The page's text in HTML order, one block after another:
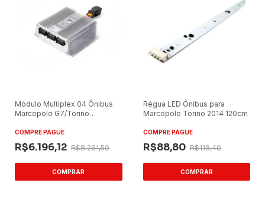
Módulo Multiplex 04 Ônibus
Marcopolo G7/Torino
COMPRE PAGUE
R$6.196,12 R$8.261,50
Régua LED Ônibus para
Marcopolo Torino 2014 120cm
COMPRE PAGUE
R$88,80 R$118,40